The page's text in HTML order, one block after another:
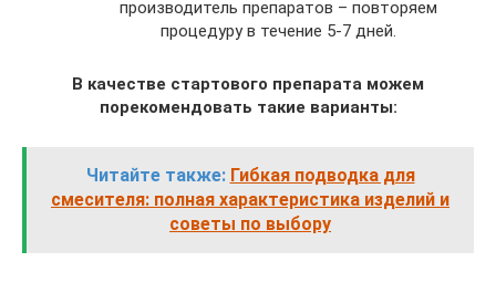
производитель препаратов – повторяем
процедуру в течение 5-7 дней.
В качестве стартового препарата можем
порекомендовать такие варианты:
Читайте также: Гибкая подводка для
смесителя: полная характеристика изделий и
советы по выбору